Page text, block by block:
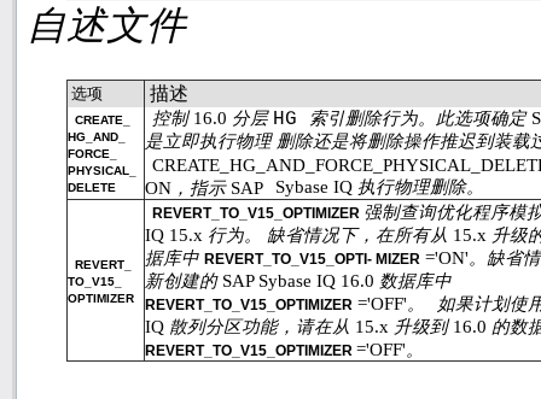
自述文件
选项 描述
CREATE_
HG_AND_
FORCE_
PHYSICAL_
DELETE
控制16.0 分层 HG 索引删除行为。此选项确定
是立即执行物理 删除还是将删除操作推迟到装载
ON ，指示 SAP Sybase IQ 执行物理删除。
REVERT_
TO_V15_
OPTIMIZER
REVERT_TO_V15_OPTIMIZER 强制查询优化程序模
IQ 15.x 行为。 缺省情况下，在所有从 15.x 升级
据库中REVERT_TO_V15_OPTI- MIZER ='ON'。缺省
新创建的 SAP Sybase IQ 16.0 数据库中
REVERT_TO_V15_OPTIMIZER ='OFF'。
如果计划使
IQ 散列分区功能，请在从 15.x 升级到16.0 的数
REVERT_TO_V15_OPTIMIZER='OFF'。